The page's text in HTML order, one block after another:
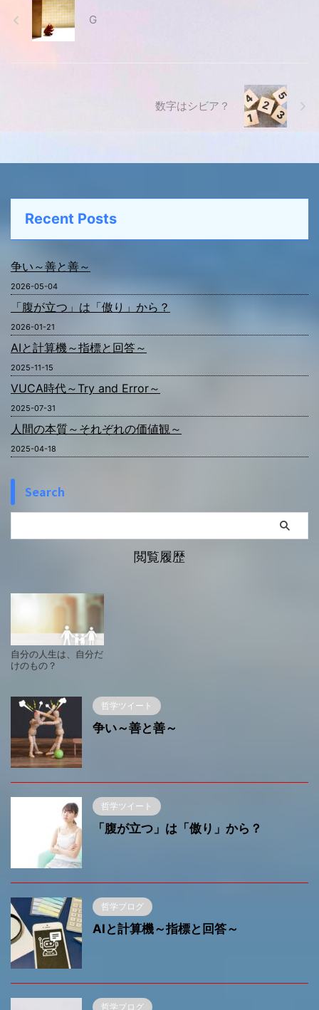
G
数字はシビア？
Recent Posts
争い～善と善～
2026-05-04
「腹が立つ」は「傲り」から？
2026-01-21
AIと計算機～指標と回答～
2025-11-15
VUCA時代～Try and Error～
2025-07-31
人間の本質～それぞれの価値観～
2025-04-18
Search
閲覧履歴
自分の人生は、自分だ
けのもの？
哲学ツイート
争い～善と善～
哲学ツイート
「腹が立つ」は「傲り」から？
哲学ブログ
AIと計算機～指標と回答～
哲学ブログ